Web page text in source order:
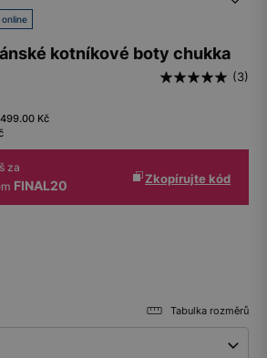
kotníkové boty chukka
(3)
Kč
za
FINAL20 Zkopírujte kód
Tabulka rozměrů